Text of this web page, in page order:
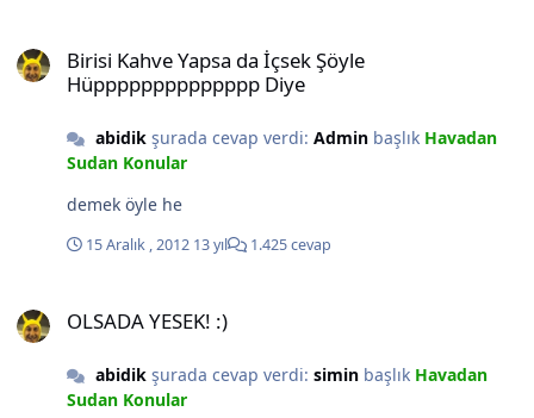
Birisi Kahve Yapsa da İçsek Şöyle
Hüpppppppppppppp Diye
abidikşurada cevap verdi: Adminbaşlık Havadan
Sudan Konular
demek öyle he
15 Aralık , 2012 13 yıl 1.425 cevap
OLSADA YESEK! :)
abidikşurada cevap verdi: siminbaşlık Havadan
Sudan Konular